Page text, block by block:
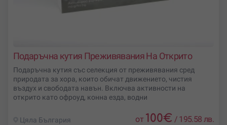
Подаръчна кутия Преживявания На Открито
Подаръчна кутия със селекция от преживявания сред
природата за хора, които обичат движението, чистия
въздух и свободата навън. Включва активности на
открито като офроуд, конна езда, водни
Цяла България от 100€ / 195.58 лв.